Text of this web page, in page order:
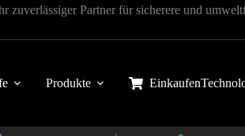
zuverlässiger Partner für sicherere und
Produkte Einkaufen